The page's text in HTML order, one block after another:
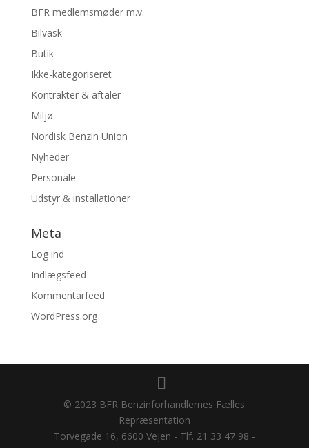
BFR medlemsmøder m.v.
Bilvask
Butik
Ikke-kategoriseret
Kontrakter & aftaler
Miljø
Nordisk Benzin Union
Nyheder
Personale
Udstyr & installationer
Meta
Log ind
Indlægsfeed
Kommentarfeed
WordPress.org
© 2023 BFR Benzinforhandlernes Fælles
Repræsentation
Torvegade 16, 6600 Vejen - Tlf. 21 33 47 98 -